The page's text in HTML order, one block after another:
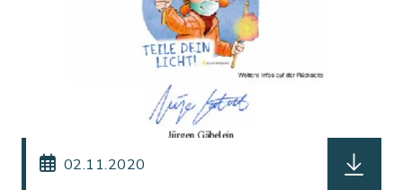
02.11.2020